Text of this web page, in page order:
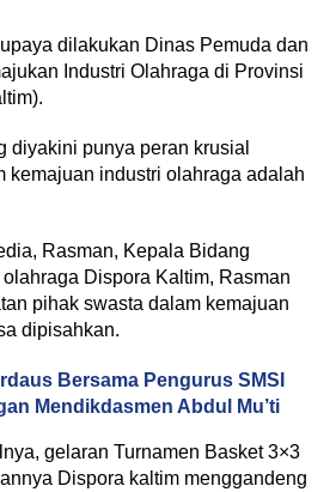
dilakukan Dinas Pemuda dan
Industri Olahraga di Provinsi
diyakini punya peran krusial
kemajuan industri olahraga adalah
Rasman, Kepala Bidang
Dispora Kaltim, Rasman
pihak swasta dalam kemajuan
dipisahkan.
Bersama Pengurus SMSI
Mendikdasmen Abdul Mu’ti
gelaran Turnamen Basket 3×3
Dispora kaltim menggandeng